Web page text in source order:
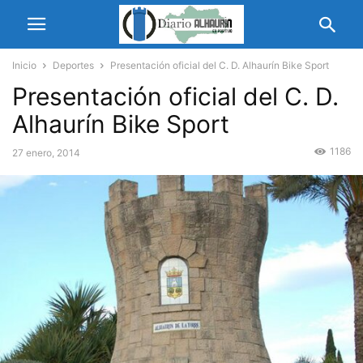
Inicio Deportes Presentación oficial del C. D. Alhaurín Bike Sport
Presentación oficial del C. D.
Alhaurín Bike Sport
27 enero, 2014 1186